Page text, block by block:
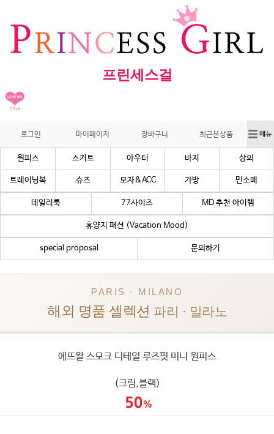
프린세스걸
로그인 마이페이지 장바구니 최근본상품
원피스 스커트 아우터 바지 상의
트레이닝복 슈즈 모자&ACC 가방 민소매
데일리룩 77사이즈 MD 추천 아이템
휴양지 패션 (Vacation Mood)
special proposal 문의하기
PARIS · MILANO
해외 명품 셀렉션 파리 · 밀라노
에뜨왈 스모크 디테일 루즈핏 미니 원피스
(크림,블랙)